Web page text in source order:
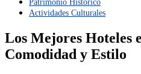
Patrimonio Histórico
Actividades Culturales
Los Mejores Hoteles
Comodidad y Estilo